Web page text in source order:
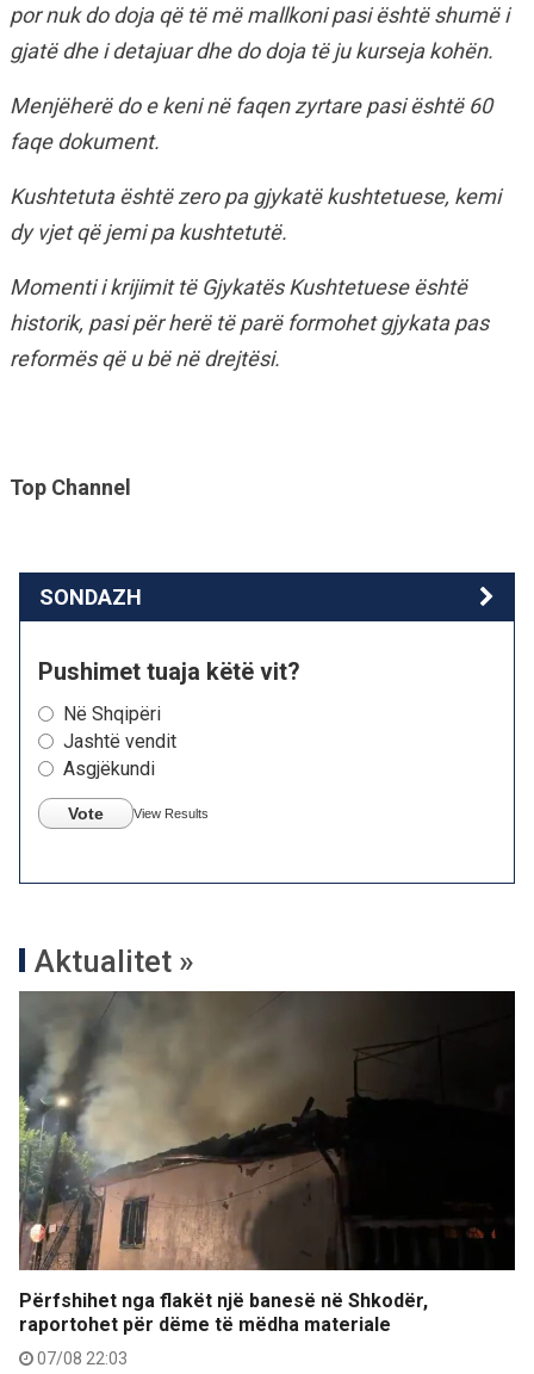
por nuk do doja që të më mallkoni pasi është shumë i
gjatë dhe i detajuar dhe do doja të ju kurseja kohën.
Menjëherë do e keni në faqen zyrtare pasi është 60
faqe dokument.
Kushtetuta është zero pa gjykatë kushtetuese, kemi
dy vjet që jemi pa kushtetutë.
Momenti i krijimit të Gjykatës Kushtetuese është
historik, pasi për herë të parë formohet gjykata pas
reformës që u bë në drejtësi.
Top Channel
SONDAZH
Pushimet tuaja këtë vit?
Në Shqipëri
Jashtë vendit
Asgjëkundi
Vote View Results
Aktualitet »
Përfshihet nga flakët një banesë në Shkodër,
raportohet për dëme të mëdha materiale
07/08 22:03